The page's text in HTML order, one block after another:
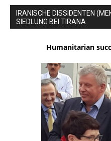
IRANISCHE DISSIDENTEN
SIEDLUNG BEI TIRANA
Humanitarian